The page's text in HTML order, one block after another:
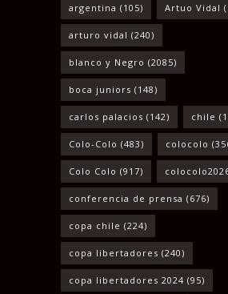
argentina (105) Artuo Vidal
arturo vidal (240)
blanco y Negro (2085)
boca juniors (148)
carlos palacios (142) chile
Colo-Colo (483) colocolo
Colo Colo (917)
conferencia de prensa (676)
copa chile (224)
copa libertadores (240)
copa libertadores 2024 (95)